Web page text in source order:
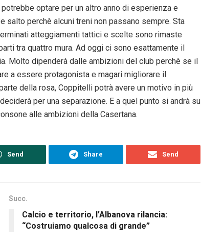
optare per un altro anno di esperienza e
salto perchè alcuni treni non passano sempre. Sta
atteggiamenti tattici e scelte sono rimaste
tra quattro mura. Ad oggi ci sono esattamente il
Molto dipenderà dalle ambizioni del club perchè se il
a essere protagonista e magari migliorare il
della rosa, Coppitelli potrà avere un motivo in più
per una separazione. E a quel punto si andrà su
alle ambizioni della Casertana.
Send Share Send
Succ.
Calcio e territorio, l’Albanova rilancia:
“Costruiamo qualcosa di grande”